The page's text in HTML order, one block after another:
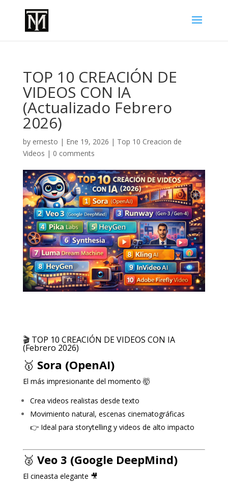
TOP 10 CREACIÓN DE
VIDEOS CON IA
(Actualizado Febrero
2026)
by ernesto | Ene 19, 2026 | Top 10 Creacion de
Videos | 0 comments
🎬 TOP 10 CREACIÓN DE VIDEOS CON IA
(Febrero 2026)
🥇 Sora (OpenAI)
El más impresionante del momento 🤯
Crea videos realistas desde texto
Movimiento natural, escenas cinematográficas
👉 Ideal para storytelling y videos de alto impacto
🥈 Veo 3 (Google DeepMind)
El cineasta elegante 🎥